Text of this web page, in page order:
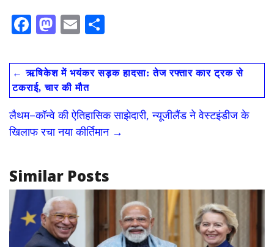
F
e
b
o
o
k
M
to
d
o
n
E
ai
l
ar
e
← ऋषिकेश में भयंकर सड़क हादसा: तेज रफ्तार कार ट्रक से
टकराई, चार की मौत
लैथम–कॉन्वे की ऐतिहासिक साझेदारी, न्यूजीलैंड ने वेस्टइंडीज के
खिलाफ रचा नया कीर्तिमान →
Similar Posts